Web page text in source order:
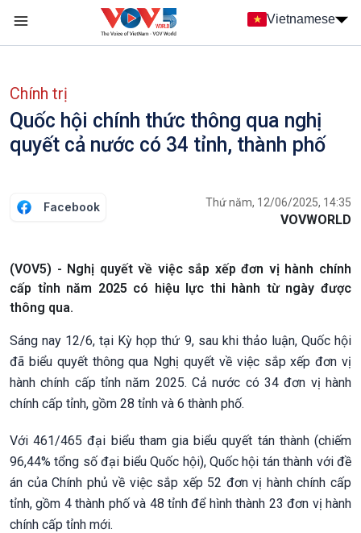
Nhảy đến nội dung
Vietnamese
Chính trị
Quốc hội chính thức thông qua nghị
quyết cả nước có 34 tỉnh, thành phố
Facebook Thứ năm, 12/06/2025, 14:35
VOVWORLD
(VOV5) - Nghị quyết về việc sắp xếp đơn vị hành chính
cấp tỉnh năm 2025 có hiệu lực thi hành từ ngày được
thông qua.
Sáng nay 12/6, tại Kỳ họp thứ 9, sau khi thảo luận, Quốc hội
đã biểu quyết thông qua Nghị quyết về việc sắp xếp đơn vị
hành chính cấp tỉnh năm 2025. Cả nước có 34 đơn vị hành
chính cấp tỉnh, gồm 28 tỉnh và 6 thành phố.
Với 461/465 đại biểu tham gia biểu quyết tán thành (chiếm
96,44% tổng số đại biểu Quốc hội), Quốc hội tán thành với đề
án của Chính phủ về việc sắp xếp 52 đơn vị hành chính cấp
tỉnh, gồm 4 thành phố và 48 tỉnh để hình thành 23 đơn vị hành
chính cấp tỉnh mới.